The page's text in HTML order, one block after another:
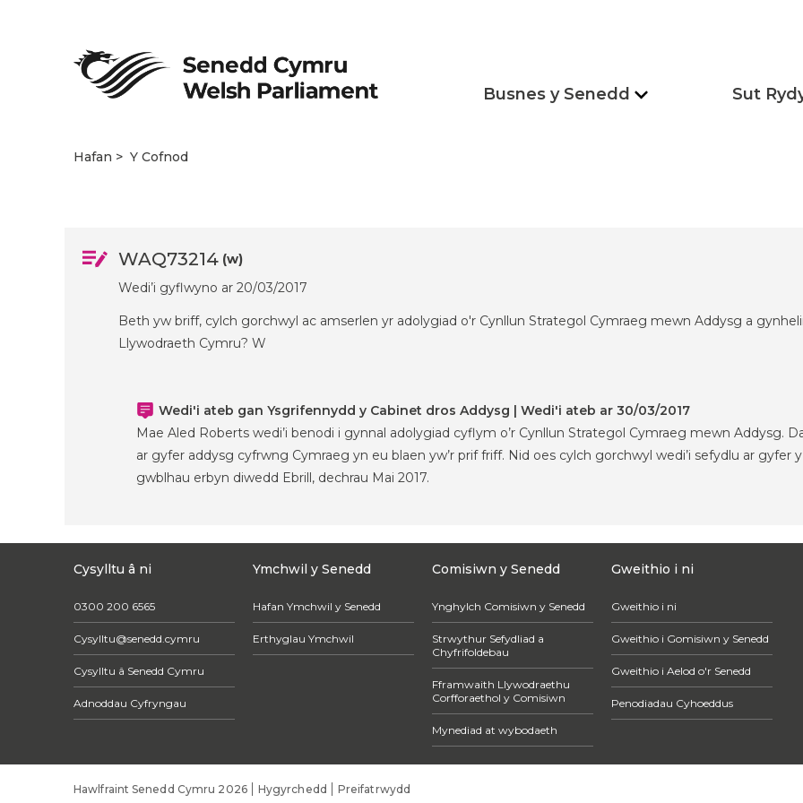
Busnes y Senedd Sut
Hafan Y Cofnod
WAQ73214 (w)
Wedi’i gyflwyno ar 20/03/2017
Beth yw briff, cylch gorchwyl ac amserlen yr adolygiad o'r Cynllun Strategol Cymraeg mewn Addysg a
Llywodraeth Cymru? W
Wedi'i ateb gan Ysgrifennydd y Cabinet dros Addysg | Wedi'i ateb ar 30/03/2017
Mae Aled Roberts wedi’i benodi i gynnal adolygiad cyflym o’r Cynllun Strategol Cymraeg mewn Addysg.
ar gyfer addysg cyfrwng Cymraeg yn eu blaen yw’r prif friff. Nid oes cylch gorchwyl wedi’i sefydlu ar gyfer
gwblhau erbyn diwedd Ebrill, dechrau Mai 2017.
Cysylltu â ni
0300 200 6565
Cysylltu@senedd.cymru
Cysylltu â Senedd Cymru
Adnoddau Cyfryngau
Ymchwil y Senedd
Hafan Ymchwil y Senedd
Erthyglau Ymchwil
Comisiwn y Senedd
Ynghylch Comisiwn y Senedd
Strwythur Sefydliad a
Chyfrifoldebau
Fframwaith Llywodraethu
Corfforaethol y Comisiwn
Mynediad at wybodaeth
Gweithio i ni
Gweithio i ni
Gweithio i Gomisiwn y Senedd
Gweithio i Aelod o'r Senedd
Penodiadau Cyhoeddus
Hawlfraint Senedd Cymru 2026 Hygyrchedd Preifatrwydd